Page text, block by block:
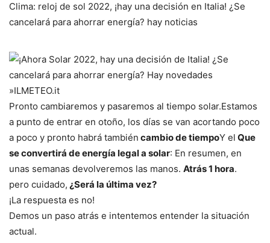
Clima: reloj de sol 2022, ¡hay una decisión en Italia! ¿Se
cancelará para ahorrar energía? hay noticias
Pronto cambiaremos y pasaremos al tiempo solar.Estamos
a punto de entrar en otoño, los días se van acortando poco
a poco y pronto habrá también cambio de tiempoY el Que
se convertirá de energía legal a solar: En resumen, en
unas semanas devolveremos las manos. Atrás 1 hora.
pero cuidado, ¿Será la última vez?
¡La respuesta es no!
Demos un paso atrás e intentemos entender la situación
actual.